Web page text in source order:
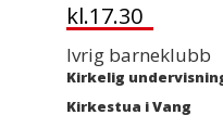
kl.17.30
Ivrig barneklubb
Kirkelig
Kirkestua i Vang